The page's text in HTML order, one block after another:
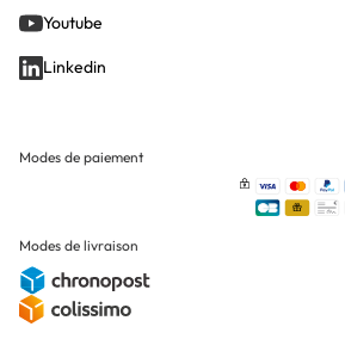
Youtube
Linkedin
Modes de paiement
Modes de livraison